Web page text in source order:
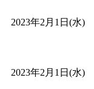
「皆
「子
2023年2月1日(水)
2023年2月1日(水)